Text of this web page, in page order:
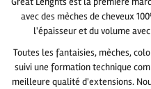
avec des mèches de cheveux
l'épaisseur et du volume
Toutes les fantaisies, mèches,
suivi une formation technique
meilleure qualité d'extensions.